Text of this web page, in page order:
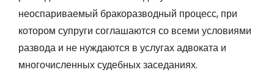
неоспариваемый бракоразводный процесс, при
котором супруги соглашаются со всеми условиями
развода и не нуждаются в услугах адвоката и
многочисленных судебных заседаниях.